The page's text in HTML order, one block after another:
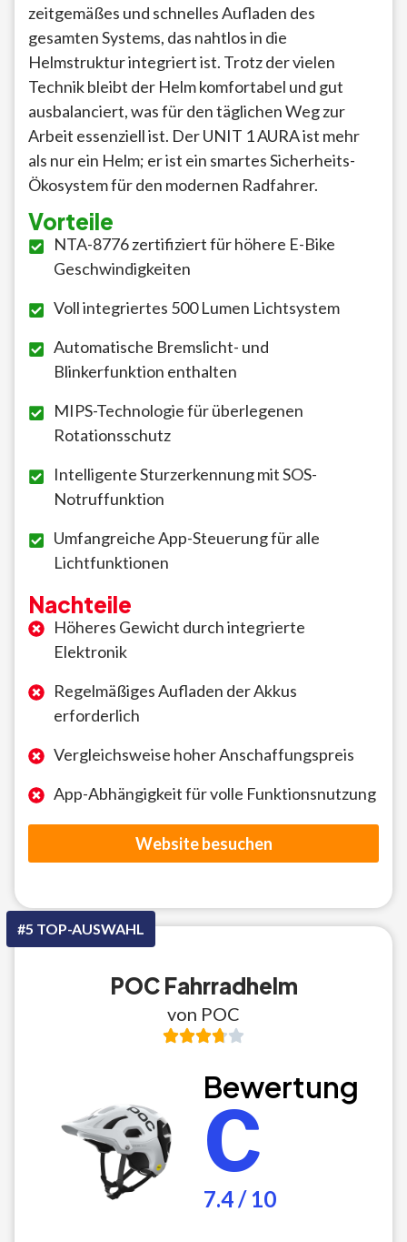
zeitgemäßes und schnelles Aufladen des
gesamten Systems, das nahtlos in die
Helmstruktur integriert ist. Trotz der vielen
Technik bleibt der Helm komfortabel und gut
ausbalanciert, was für den täglichen Weg zur
Arbeit essenziell ist. Der UNIT 1 AURA ist mehr
als nur ein Helm; er ist ein smartes Sicherheits-
Ökosystem für den modernen Radfahrer.
Vorteile
NTA-8776 zertifiziert für höhere E-Bike
Geschwindigkeiten
Voll integriertes 500 Lumen Lichtsystem
Automatische Bremslicht- und
Blinkerfunktion enthalten
MIPS-Technologie für überlegenen
Rotationsschutz
Intelligente Sturzerkennung mit SOS-
Notruffunktion
Umfangreiche App-Steuerung für alle
Lichtfunktionen
Nachteile
Höheres Gewicht durch integrierte
Elektronik
Regelmäßiges Aufladen der Akkus
erforderlich
Vergleichsweise hoher Anschaffungspreis
App-Abhängigkeit für volle Funktionsnutzung
Website besuchen
#5 TOP-AUSWAHL
POC Fahrradhelm
von POC
Bewertung
C
7.4 / 10